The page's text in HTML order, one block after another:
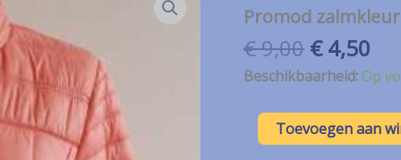
Promod
€9,00
prijs
€ 9,00.
€4,50
is:
€
Beschikbaarheid:Op
Promod
zalmkleurig/roze
Toevoegen aan